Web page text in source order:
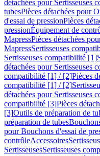
détachées pour Sertisseuses
tubesPièces détachées pour
d'essai de pressionPièces
pressionÉquipement de
MapressPièces détachées
MapressSertisseuses
Sertisseuses compatibilité [1]
détachées pour Sertisseuses
compatibilité [1] / [2]Pièces
compatibilité [1] / [2]
détachées pour Sertisseuses
compatibilité [3]Pièces
[3]Outils de préparation de
préparation de tubes
pour Bouchons d'essai de
contrôleAccessoires
SertisseusesSertisseuses